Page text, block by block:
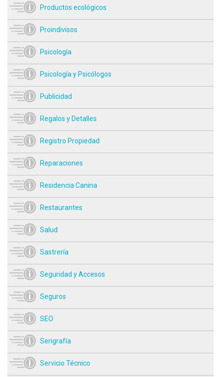
Productos ecológicos
Proindivisos
Psicología
Psicología y Psicólogos
Publicidad
Regalos y Detalles
Registro Propiedad
Reparaciones
Residencia Canina
Restaurantes
Salud
Sastrería
Seguridad y Accesos
Seguros
SEO
Serigrafía
Servicio Técnico